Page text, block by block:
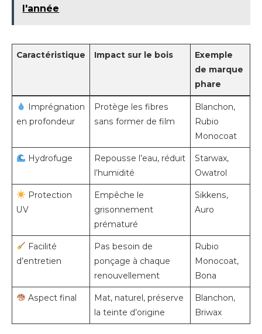
l'année
Caractéristique Impact sur le bois
Exemple
de marque
phare
Imprégnation
en profondeur
Protège les fibres
sans former de film
Blanchon,
Rubio
Monocoat
Hydrofuge
Repousse l’eau, réduit
l’humidité
Starwax,
Owatrol
Protection
UV
Empêche le
grisonnement
prématuré
Sikkens,
Auro
Facilité
d’entretien
Pas besoin de
ponçage à chaque
renouvellement
Rubio
Monocoat,
Bona
Aspect final
Mat, naturel, préserve
la teinte d’origine
Blanchon,
Briwax